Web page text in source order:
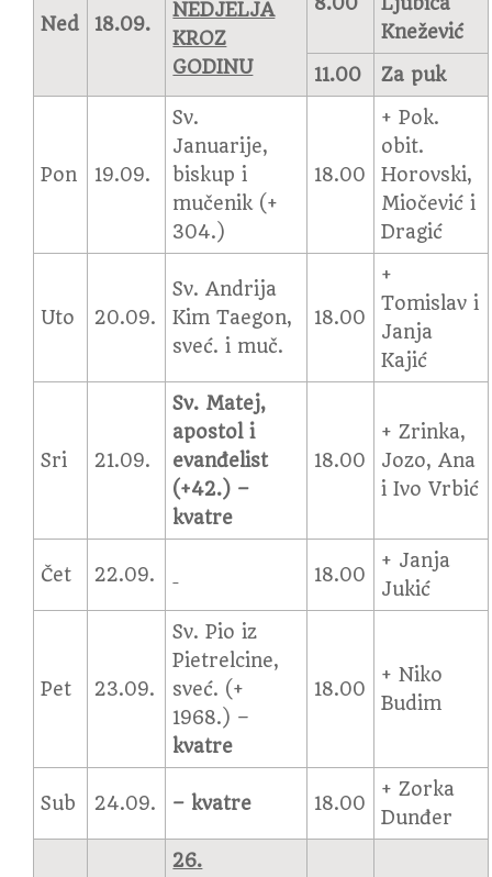
Ned 18.09.
NEDJELJA
KROZ
GODINU
Knežević
11.00
Za puk
Pon 19.09.
Sv.
Januarije,
biskup i
mučenik (+
304.)
18.00
+ Pok.
obit.
Horovski,
Miočević i
Dragić
Uto 20.09.
Sv. Andrija
Kim Taegon,
sveć. i muč.
18.00
+
Tomislav i
Janja
Kajić
Sri 21.09.
Sv. Matej,
apostol i
evanđelist
(+42.) –
kvatre
18.00
+ Zrinka,
Jozo, Ana
i Ivo Vrbić
Čet 22.09. 18.00
+ Janja
Jukić
Pet 23.09.
Sv. Pio iz
Pietrelcine,
sveć. (+
1968.) –
kvatre
18.00
+ Niko
Budim
Sub 24.09. – kvatre 18.00
+ Zorka
Dunđer
26.